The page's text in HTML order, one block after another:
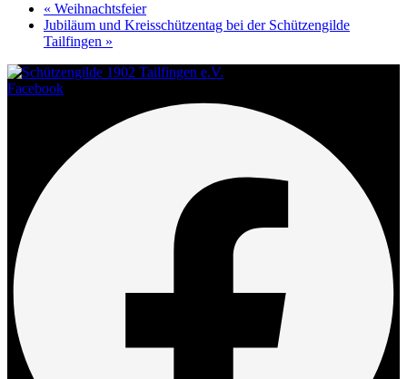
« Weihnachtsfeier
Jubiläum und Kreisschützentag bei der Schützengilde
Tailfingen »
Facebook